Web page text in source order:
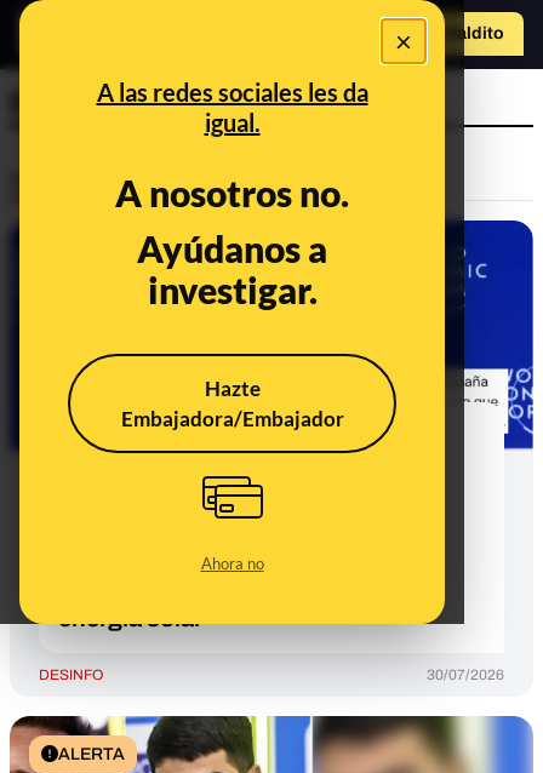
×
A las redes sociales les da
igual.
A nosotros no.
Ayúdanos a
investigar.
Hazte
Embajadora/Embajador
Ahora no
Hazte Maldito
Elon Musk
CONTEXTO
Qué sabemos sobre si Elon Musk
para generar electricidad: dijo en
enero de 2026 que zonas
despobladas de España y Sicilia
energía solar
DESINFO 30/07/2026
ALERTA